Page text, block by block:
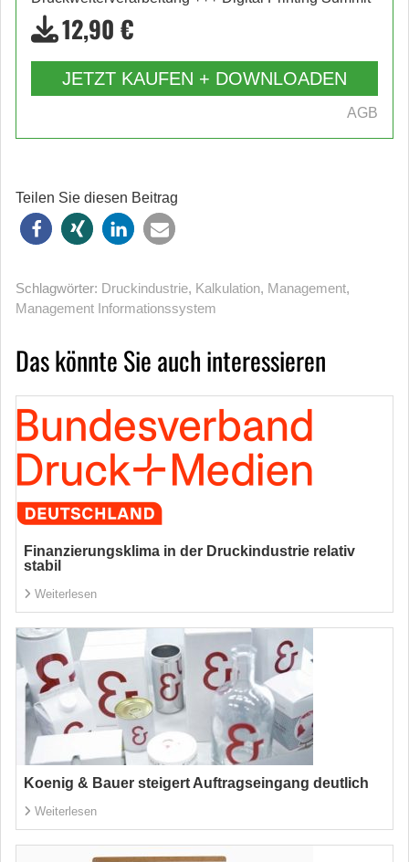
12,90 €
JETZT KAUFEN + DOWNLOADEN
AGB
Teilen Sie diesen Beitrag
Schlagwörter: Druckindustrie, Kalkulation, Management,
Management Informations­system
Das könnte Sie auch interessieren
Finanzierungsklima in der Druckindustrie relativ
stabil
Weiterlesen
Koenig & Bauer steigert Auftragseingang deutlich
Weiterlesen